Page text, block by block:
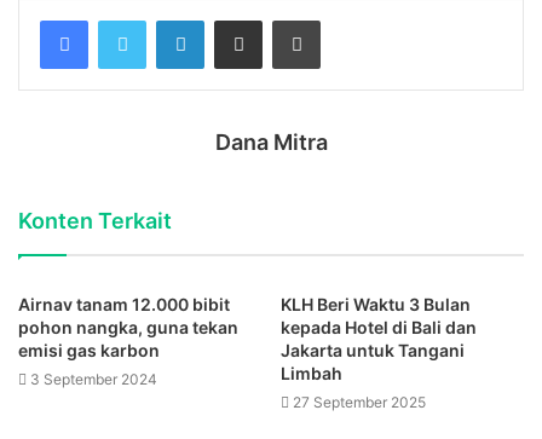
FacebookTwitter LinkedInShare via Email Print
Dana Mitra
Konten Terkait
Airnav tanam 12.000 bibit
pohon nangka, guna tekan
emisi gas karbon
3 September 2024
KLH Beri Waktu 3 Bulan
kepada Hotel di Bali dan
Jakarta untuk Tangani
Limbah
27 September 2025